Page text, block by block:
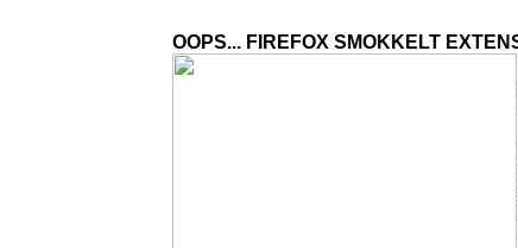
OOPS... FIREFOX SMOKKELT